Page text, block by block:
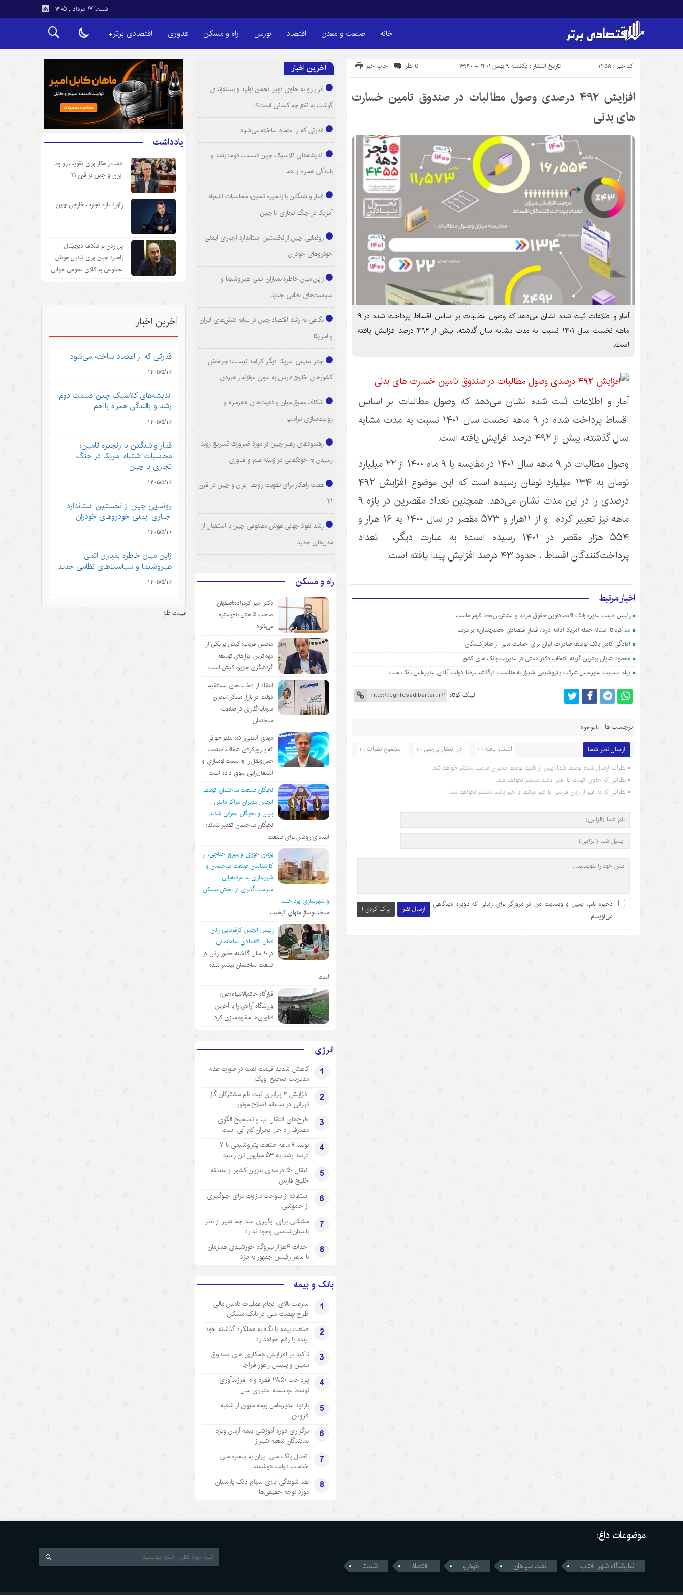
شنبه, ۱۷ مرداد , ۱۴۰۵
خانه صنعت و معدن اقتصاد بورس راه و مسکن فناوری اقتصادی برتر+
تاریخ انتشار : یکشنبه ۹ بهمن ۱۴۰۱ - ۱۳:۴۰ کد خبر : 1355 چاپ خبر 0 نظر
افزایش ۴۹۲ درصدی وصول مطالبات در صندوق تامین خسارت
های بدنی
آمار و اطلاعات ثبت شده نشان می‌دهد که وصول مطالبات بر اساس اقساط پرداخت شده در ۹
ماهه نخست سال ۱۴۰۱ نسبت به مدت مشابه سال گذشته، بیش از ۴۹۲ درصد افزایش یافته
است.
آمار و اطلاعات ثبت شده نشان می‌دهد که وصول مطالبات بر اساس
اقساط پرداخت شده در ۹ ماهه نخست سال ۱۴۰۱ نسبت به مدت مشابه
سال گذشته، بیش از ۴۹۲ درصد افزایش یافته است.
وصول مطالبات در ۹ ماهه سال ۱۴۰۱ در مقایسه با ۹ ماه ۱۴۰۰ از ۲۲ میلیارد
تومان به ۱۳۴ میلیارد تومان رسیده است که این موضوع افزایش ۴۹۲
درصدی را در این مدت نشان می‌دهد. همچنین تعداد مقصرین در بازه ۹
ماهه نیز تغییر کرده و از ۱۱هزار و ۵۷۳ مقصر در سال ۱۴۰۰ به ۱۶ هزار و
۵۵۴ هزار مقصر در ۱۴۰۱ رسیده است؛ به عبارت دیگر، تعداد
پرداخت‌کنندگان اقساط ، حدود ۴۳ درصد افزایش پیدا یافته است.
اخبار مرتبط
رئیس هیئت مدیره بانک اقتصادنوین:حقوق مردم و مشتریان،خط قرمز ماست
مذاکره تا آستانه حمله آمریکا ادامه دارد/ فشار اقتصادی «صدچندان» بر مردم
آمادگی کامل بانک توسعه صادرات ایران برای حمایت مالی از صادرکنندگان
محمود شایان بهترین گزینه انتخاب دکتر همتی در مدیریت بانک های کشور
پیام تسلیت مدیرعامل شرکت پتروشیمی شیراز به مناسبت درگذشت رضا دولت آبادی مدیرعامل بانک ملت
لینک کوتاه
برچسب ها : ناموجود
ارسال نظر شما مجموع نظرات : 1 در انتظار بررسی : 1 انتشار یافته : 0
نظرات ارسال شده توسط شما، پس از تایید توسط مدیران سایت منتشر خواهد شد.
نظراتی که حاوی تهمت یا افترا باشد منتشر نخواهد شد.
نظراتی که به غیر از زبان فارسی یا غیر مرتبط با خبر باشد منتشر نخواهد شد.
ارسال نظر پاک کردن !
ذخیره نام، ایمیل و وبسایت من در مرورگر برای زمانی که دوباره دیدگاهی
می‌نویسم.
آخرین اخبار
فرار رو به جلوی دبیر انجمن تولید و بسته‌بندی
گوشت به نفع چه کسانی است؟!
قدرتی که از اعتماد ساخته می‌شود
اندیشه‌های کلاسیک چین قسمت دوم: رشد و
بالندگی همراه با هم
قمار واشنگتن با زنجیره تامین؛ محاسبات اشتباه
آمریکا در جنگ تجاری با چین
رونمایی چین از نخستین استاندارد اجباری ایمنی
خودروهای خودران
ژاپن میان خاطره بمباران اتمی هیروشیما و
سیاست‌های نظامی جدید
نگاهی به رشد اقتصاد چین در سایه تنش‌های ایران
و آمریکا
چتر امنیتی آمریکا دیگر کارآمد نیست؛ چرخش
کشورهای خلیج فارس به سوی موازنه راهبردی
شکاف عمیق میان واقعیت‌های «هرمز» و
روایت‌سازی ترامپ
رهنمودهای رهبر چین در مورد ضرورت تسریع روند
رسیدن به خودکفایی در زمینه علم و فناوری
هفت راهکار برای تقویت روابط ایران و چین در قرن
۲۱
رشد نفوذ جهانی هوش مصنوعی چین با استقبال از
مدل‌های جدید
راه و مسکن
دکتر امیر کرمزاده؛اصفهان
صاحب ۵ هتل پنج‌ستاره
می‌شود
محسن قریب: کیش‌ایر یکی از
مهم‌ترین ابزارهای توسعه
گردشگری جزیره کیش است
انتقاد از دخالت‌های مستقیم
دولت در بازار مسکن/بحران
سرمایه‌گذاری در صنعت
ساختمان
مهدی اسمی‌زاده؛ مدیر جوانی
که با رویکردی شفاف، صنعت
حمل‌ونقل را به سمت نوسازی و
اشتغال‌زایی سوق داده است
نخبگان صنعت ساختمان توسط
انجمن مديران مراكز دانش
بنيان و نخبگان معرفي شدند
نخبگان ساختمان تقدیر شدند؛
آینده‌ای روشن برای صنعت
پژمان جوزی و پیروز حناچی، از
کارشناسان صنعت ساختمان و
شهرسازی به عارضه‌یابی
سیاست‌گذاری در بخش مسکن
و شهرسازی پرداختند
ساخت‌وساز منهای کیفیت
رئیس انجمن کارفرمایی زنان
فعال اقتصادی ساختمانی:
در ١٠ سال گذشته حضور زنان در
صنعت ساختمان بیشتر شده
است
قرارگاه خاتم‌الانبیاء(ص)
ورزشگاه آزادی را با آخرین
فناوری‌ها مقاوم‌سازی کرد
انرژی
1
کاهش شدید قیمت نفت در صورت عدم
مدیریت صحیح اوپک
2
افزایش ۲ برابری ثبت نام مشترکان گاز
تهرانی‌ در سامانه اصلاح موتور
3
طرح‌های انتقال آب و تصحیح الگوی
مصرف راه حل بحران کم آبی است
4
تولید ۹ ماهه صنعت پتروشیمی با ۷
درصد رشد به ۵۳ میلیون تن رسید
5
انتقال ۵۰ درصدی بنزین کشور از منطقه
خلیج فارس
6
استفاده از سوخت مازوت برای جلوگیری
از خاموشی
7
مشکلی برای آبگیری سد چم شیر از نظر
باستان‌شناسی وجود ندارد
8
احداث ۴هزار نیروگاه خورشیدی همزمان
با سفر رئیس جمهور به یزد
بانک و بیمه
1
سرعت بالای انجام عملیات تامین مالی
طرح نهضت ملی در بانک مسکن
2
صنعت بیمه با نگاه به عملکرد گذشته خود
آینده را رقم خواهد زد
3
تاکید بر افزایش همکاری های صندوق
تامین و پلیس راهور فراجا
4
پرداخت ۲۸۵۰ فقره وام فرزندآوری
توسط موسسه اعتباری ملل
5
بازدید مدیرعامل بیمه میهن از شعبه
قزوین
6
برگزاری دوره آموزشی بیمه آرمان ویژه
نمایندگان شعبه شیراز
7
اتصال بانک ملی ایران به پنجره ملی
خدمات دولت هوشمند
8
نقد شوندگی بالای سهام بانک پارسیان
مورد توجه حقیقی‌ها
یادداشت
هفت راهکار برای تقویت روابط
ایران و چین در قرن ۲۱
رکورد تازه تجارت خارجی چین
پل زدن بر شکاف دیجیتال:
راهبرد چین برای تبدیل هوش
مصنوعی به کالای عمومی جهانی
.
آخرین اخبار
قدرتی که از اعتماد ساخته می‌شود
۱۴۰۵/۵/۱۶
اندیشه‌های کلاسیک چین قسمت دوم:
رشد و بالندگی همراه با هم
۱۴۰۵/۵/۱۶
قمار واشنگتن با زنجیره تامین؛
محاسبات اشتباه آمریکا در جنگ
تجاری با چین
۱۴۰۵/۵/۱۶
رونمایی چین از نخستین استاندارد
اجباری ایمنی خودروهای خودران
۱۴۰۵/۵/۱۶
ژاپن میان خاطره بمباران اتمی
هیروشیما و سیاست‌های نظامی جدید
۱۴۰۵/۵/۱۶
نگاهی به رشد اقتصاد چین در سایه
تنش‌های ایران و آمریکا
اول: «همگام شدن در یک سفر
مشترک»
قیمت طلا
موضوعات داغ:
نمایشگاه شهر آفتاب نفت سپاهان خودرو اقتصاد شستا